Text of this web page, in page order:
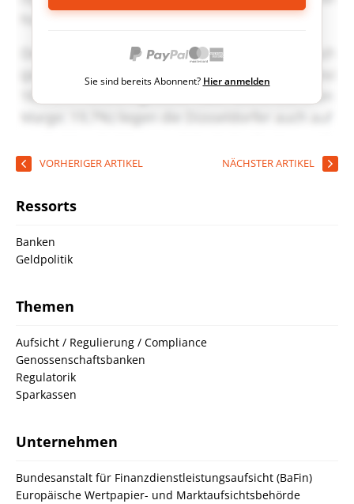
Sie sind bereits Abonnent? Hier anmelden
VORHERIGER ARTIKEL NÄCHSTER ARTIKEL
Ressorts
Banken
Geldpolitik
Themen
Aufsicht / Regulierung / Compliance
Genossenschaftsbanken
Regulatorik
Sparkassen
Unternehmen
Bundesanstalt für Finanzdienstleistungsaufsicht (BaFin)
Europäische Wertpapier- und Marktaufsichtsbehörde